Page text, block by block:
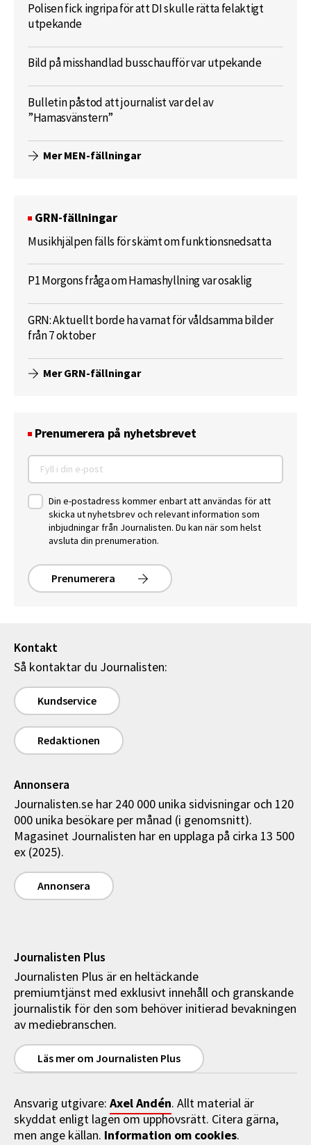
Polisen fick ingripa för att DI skulle rätta felaktigt
utpekande
Bild på misshandlad busschaufför var utpekande
Bulletin påstod att journalist var del av
”Hamasvänstern”
Mer MEN-fällningar
GRN-fällningar
Musikhjälpen fälls för skämt om funktionsnedsatta
P1 Morgons fråga om Hamashyllning var osaklig
GRN: Aktuellt borde ha varnat för våldsamma bilder
från 7 oktober
Mer GRN-fällningar
Prenumerera på nyhetsbrevet
Din e-postadress kommer enbart att användas för att
skicka ut nyhetsbrev och relevant information som
inbjudningar från Journalisten. Du kan när som helst
avsluta din prenumeration.
Prenumerera
Kontakt
Så kontaktar du Journalisten:
Kundservice
Redaktionen
Annonsera
Journalisten.se har 240 000 unika sidvisningar och 120
000 unika besökare per månad (i genomsnitt).
Magasinet Journalisten har en upplaga på cirka 13 500
ex (2025).
Annonsera
Journalisten Plus
Journalisten Plus är en heltäckande
premiumtjänst med exklusivt innehåll och granskande
journalistik för den som behöver initierad bevakningen
av mediebranschen.
Läs mer om Journalisten Plus
Ansvarig utgivare: Axel Andén. Allt material är
skyddat enligt lagen om upphovsrätt. Citera gärna,
men ange källan. Information om cookies.